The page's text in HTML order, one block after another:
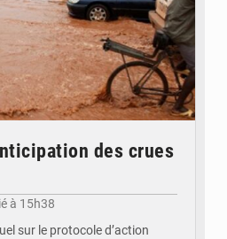
des crues
à 15h38
sur le protocole d’action